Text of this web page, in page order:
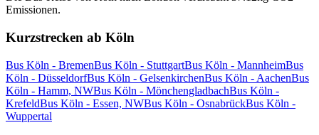
Emissionen.
Kurzstrecken ab Köln
Bus Köln - BremenBus Köln - StuttgartBus Köln - MannheimBus
Köln - DüsseldorfBus Köln - GelsenkirchenBus Köln - AachenBus
Köln - Hamm, NWBus Köln - MönchengladbachBus Köln -
KrefeldBus Köln - Essen, NWBus Köln - OsnabrückBus Köln -
Wuppertal